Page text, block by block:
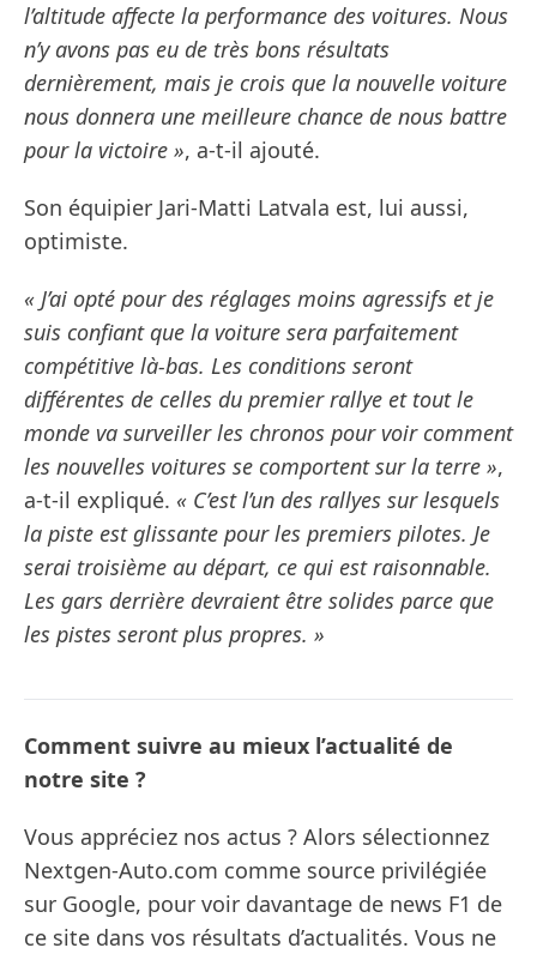
l’altitude affecte la performance des voitures. Nous
n’y avons pas eu de très bons résultats
dernièrement, mais je crois que la nouvelle voiture
nous donnera une meilleure chance de nous battre
pour la victoire », a-t-il ajouté.
Son équipier Jari-Matti Latvala est, lui aussi,
optimiste.
« J’ai opté pour des réglages moins agressifs et je
suis confiant que la voiture sera parfaitement
compétitive là-bas. Les conditions seront
différentes de celles du premier rallye et tout le
monde va surveiller les chronos pour voir comment
les nouvelles voitures se comportent sur la terre »,
a-t-il expliqué. « C’est l’un des rallyes sur lesquels
la piste est glissante pour les premiers pilotes. Je
serai troisième au départ, ce qui est raisonnable.
Les gars derrière devraient être solides parce que
les pistes seront plus propres. »
Comment suivre au mieux l’actualité de
notre site ?
Vous appréciez nos actus ? Alors sélectionnez
Nextgen-Auto.com comme source privilégiée
sur Google, pour voir davantage de news F1 de
ce site dans vos résultats d’actualités. Vous ne